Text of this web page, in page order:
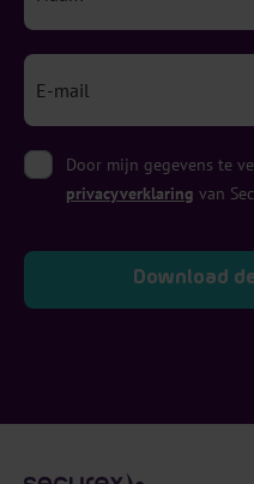
Door mijn gegevens te
privacyverklaring van